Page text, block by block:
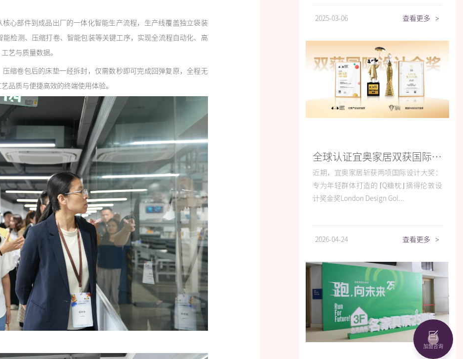
心部件到成品出厂的一体化智能生产流程，生产线覆盖独立袋装
检测、压缩打卷、智能包装等关键工序，实现全流程自动化、高
艺与质量数据。
缩卷包后的床垫一经拆封，仅需数秒即可完成回弹复原，全程无
品质与便捷高效的终端使用体验。
2025-03-06 查看更多 >
全球认证宜奥家居双获国际设计金奖，力显产品设计创新硬实力
近期，宜奥家居斩获两项国际设计大奖：
专为年轻群体打造的 ⌈Q糖枕⌋ 摘得伦敦设
计奖金奖London Design Gol...
2026-04-24 查看更多 >
加盟咨询